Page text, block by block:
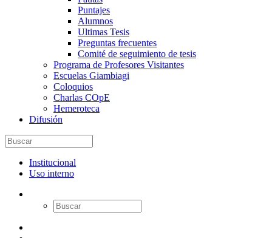
Puntajes
Alumnos
Ultimas Tesis
Preguntas frecuentes
Comité de seguimiento de tesis
Programa de Profesores Visitantes
Escuelas Giambiagi
Coloquios
Charlas COpE
Hemeroteca
Difusión
Institucional
Uso interno